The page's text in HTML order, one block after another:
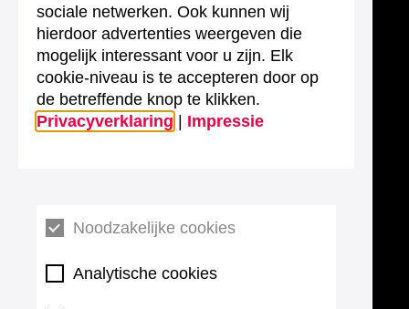
sociale netwerken. Ook kunnen wij
hierdoor advertenties weergeven die
mogelijk interessant voor u zijn. Elk
cookie-niveau is te accepteren door op
de betreffende knop te klikken.
Privacyverklaring
Impressie
Noodzakelijke cookies
Analytische cookies